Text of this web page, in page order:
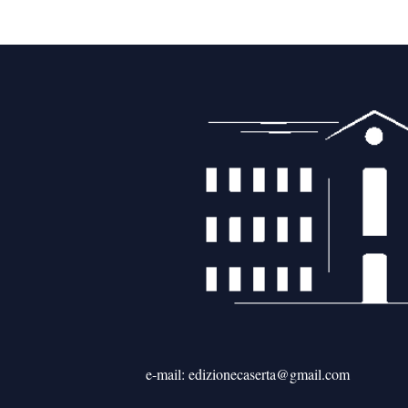
e-mail: edizionecaserta@gmail.com